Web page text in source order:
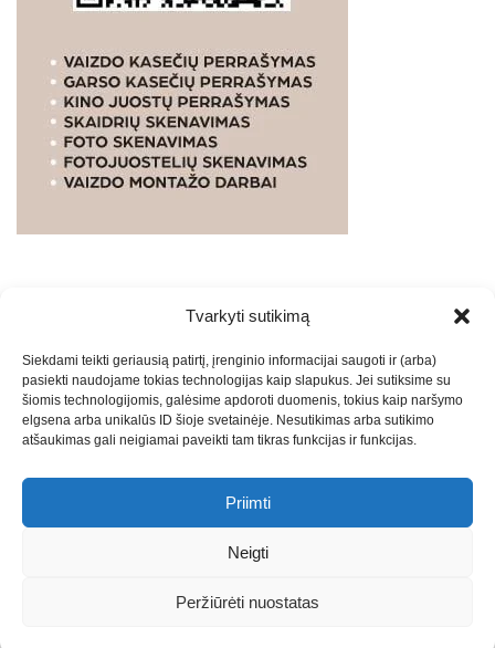
Tvarkyti sutikimą
Siekdami teikti geriausią patirtį, įrenginio informacijai saugoti ir (arba)
pasiekti naudojame tokias technologijas kaip slapukus. Jei sutiksime su
šiomis technologijomis, galėsime apdoroti duomenis, tokius kaip naršymo
elgsena arba unikalūs ID šioje svetainėje. Nesutikimas arba sutikimo
atšaukimas gali neigiamai paveikti tam tikras funkcijas ir funkcijas.
Priimti
Neigti
Peržiūrėti nuostatas
PASLAUGOS. SEO tekstų rašymas, turinio kūrimas,
straipsnių rašymas ir talpinimas į mūsų valdomas
svetaines.2026Armijai.LTTheme: Express News ByAdore
Themes.
Marketingo agentūra -Teisinės
-Saulius Narbutas
Regionų naujienos-